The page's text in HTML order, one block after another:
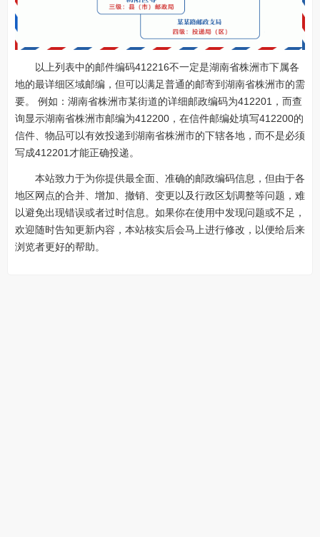
以上列表中的邮件编码412216不一定是湖南省株洲市下属各
地的最详细区域邮编，但可以满足普通的邮寄到湖南省株洲市的需
要。 例如：湖南省株洲市某街道的详细邮政编码为412201，而查
询显示湖南省株洲市邮编为412200，在信件邮编处填写412200的
信件、物品可以有效投递到湖南省株洲市的下辖各地，而不是必须
写成412201才能正确投递。
本站致力于为你提供最全面、准确的邮政编码信息，但由于各
地区网点的合并、增加、撤销、变更以及行政区划调整等问题，难
以避免出现错误或者过时信息。如果你在使用中发现问题或不足，
欢迎随时告知更新内容，本站核实后会马上进行修改，以便给后来
浏览者更好的帮助。